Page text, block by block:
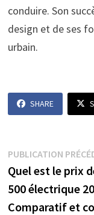
conduire. Son
design et de ses
urbain.
SHARE
Navigation
de
l’article
PUBLICATION
Quel est le prix
500 électrique
Comparatif et